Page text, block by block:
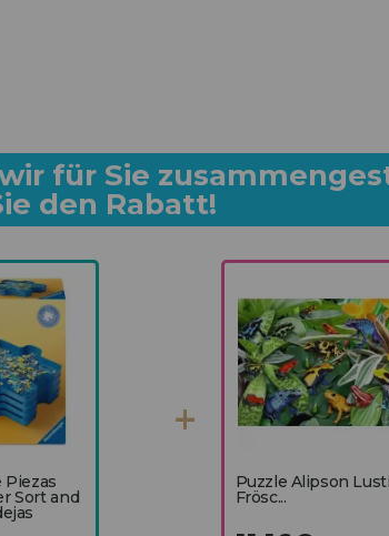
für Sie
den Rabatt!
Piezas
Sort and
Puzzle Alipson
Frösc...